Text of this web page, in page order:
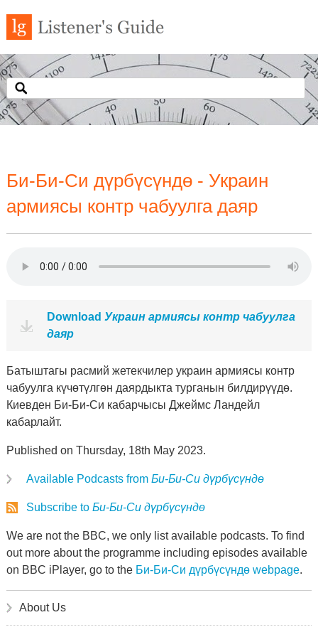
Би-Би-Си дүрбүсүндө - Украин
армиясы контр чабуулга даяр
Download Украин армиясы контр чабуулга
даяр
Батыштагы расмий жетекчилер украин армиясы контр
чабуулга күчөтүлгөн даярдыкта турганын билдирүүдө.
Киевден Би-Би-Си кабарчысы Джеймс Ландейл
кабарлайт.
Published on Thursday, 18th May 2023.
Available Podcasts from Би-Би-Си дүрбүсүндө
Subscribe to Би-Би-Си дүрбүсүндө
We are not the BBC, we only list available podcasts. To find
out more about the programme including episodes available
on BBC iPlayer, go to the Би-Би-Си дүрбүсүндө webpage.
About Us